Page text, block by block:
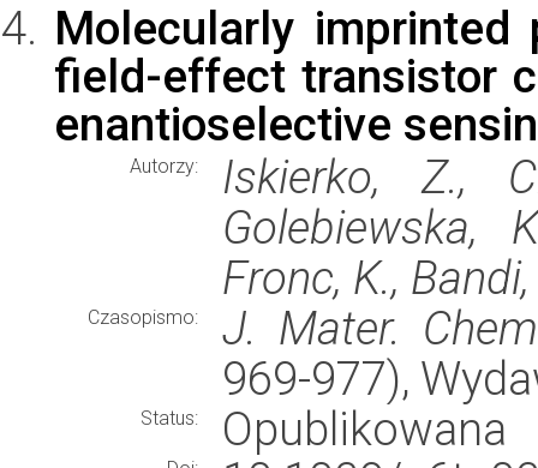
Molecularly imprinted
field-effect transistor
enantioselective
Autorzy:
Iskierko, Z.,
Golebiewska,
Fronc, K.,
Czasopismo:
J. Mater.
969-977),
Status: Opublikowana